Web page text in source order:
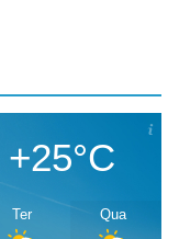
+25°C
Ter Qua